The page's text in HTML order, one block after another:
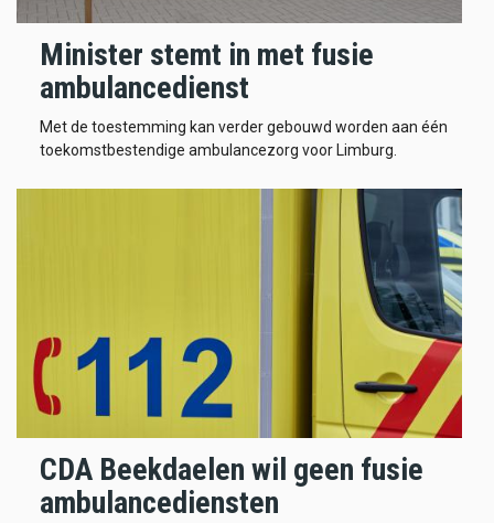
Minister stemt in met fusie
ambulancedienst
Met de toestemming kan verder gebouwd worden aan één
toekomstbestendige ambulancezorg voor Limburg.
CDA Beekdaelen wil geen fusie
ambulancediensten